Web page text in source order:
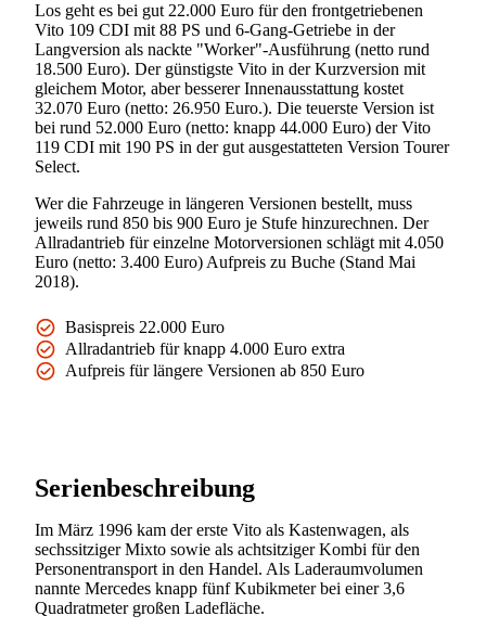
Los geht es bei gut 22.000 Euro für den frontgetriebenen
Vito 109 CDI mit 88 PS und 6-Gang-Getriebe in der
Langversion als nackte "Worker"-Ausführung (netto rund
18.500 Euro). Der günstigste Vito in der Kurzversion mit
gleichem Motor, aber besserer Innenausstattung kostet
32.070 Euro (netto: 26.950 Euro.). Die teuerste Version ist
bei rund 52.000 Euro (netto: knapp 44.000 Euro) der Vito
119 CDI mit 190 PS in der gut ausgestatteten Version Tourer
Select.
Wer die Fahrzeuge in längeren Versionen bestellt, muss
jeweils rund 850 bis 900 Euro je Stufe hinzurechnen. Der
Allradantrieb für einzelne Motorversionen schlägt mit 4.050
Euro (netto: 3.400 Euro) Aufpreis zu Buche (Stand Mai
2018).
Basispreis 22.000 Euro
Allradantrieb für knapp 4.000 Euro extra
Aufpreis für längere Versionen ab 850 Euro
Serienbeschreibung
Im März 1996 kam der erste Vito als Kastenwagen, als
sechssitziger Mixto sowie als achtsitziger Kombi für den
Personentransport in den Handel. Als Laderaumvolumen
nannte Mercedes knapp fünf Kubikmeter bei einer 3,6
Quadratmeter großen Ladefläche.